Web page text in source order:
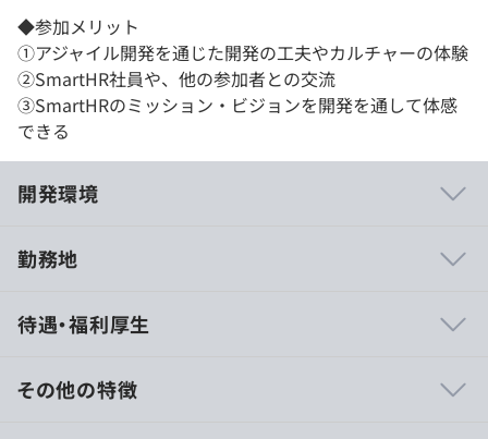
◆参加メリット
①アジャイル開発を通じた開発の工夫やカルチャーの体験
②SmartHR社員や、他の参加者との交流
③SmartHRのミッション・ビジョンを開発を通して体感
できる
開発環境
ジニアリング領域のみならず全社的・組織的な改善提案や
課題を解決していくことを最重要視しています。
勤務地
待遇・福利厚生
その他の特徴